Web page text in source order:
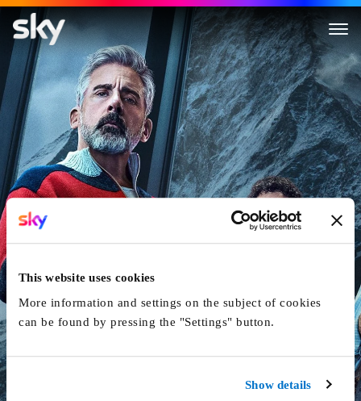
This website uses cookies
More information and settings on the subject of cookies
can be found by pressing the "Settings" button.
Show details
Mountainhead - Gipfel der